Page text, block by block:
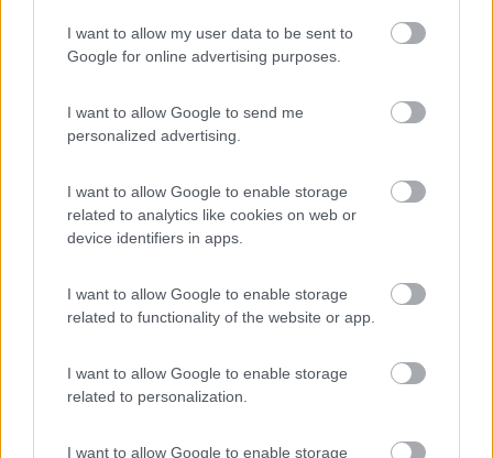
I want to allow my user data to be sent to
Google for online advertising purposes.
I want to allow Google to send me
personalized advertising.
I want to allow Google to enable storage
related to analytics like cookies on web or
device identifiers in apps.
I want to allow Google to enable storage
related to functionality of the website or app.
I want to allow Google to enable storage
related to personalization.
I want to allow Google to enable storage
930278892 21/05/2014 11:44
Caratteristiche
Segnalati nei dintorni
8.8 Area sosta NaturAmica
Area di sosta